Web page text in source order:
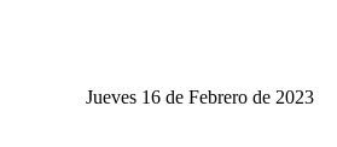
Jueves 16 de Febrero de 2023